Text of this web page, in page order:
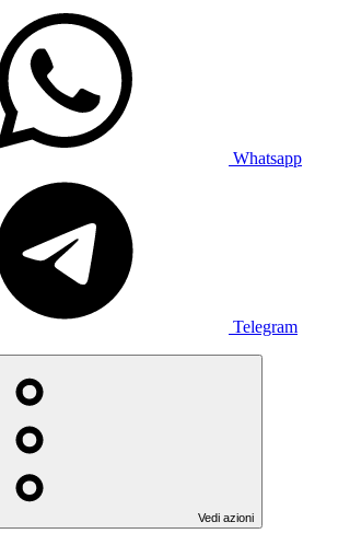
Whatsapp
Telegram
Vedi azioni